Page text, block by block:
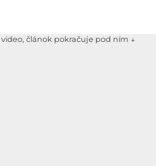
článok pokračuje pod ním ↓